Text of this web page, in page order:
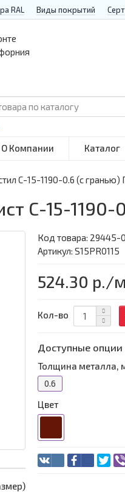
RAL Виды покрытий
О Компании Каталог
С-15-1190-0.6 (с гранью)
С-15-1190-
Код товара: 29445-
Артикул: S15PR0115
524.30 р./
Кол-во
Доступные опции
Толщина металла,
0.6
Цвет